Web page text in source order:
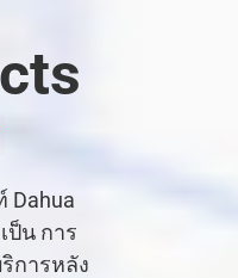
ป็น การ
การหลัง